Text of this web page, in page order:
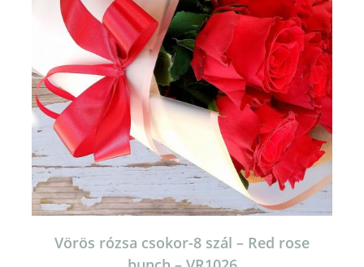
Vörös rózsa csokor-8 szál – Red rose